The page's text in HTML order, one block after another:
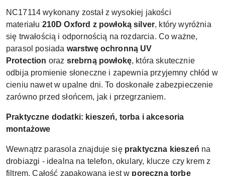
NC17114 wykonany został z wysokiej jakości
materiału 210D Oxford z powłoką silver, który wyróżnia
się trwałością i odpornością na rozdarcia. Co ważne,
parasol posiada warstwę ochronną UV
Protection oraz srebrną powłokę, która skutecznie
odbija promienie słoneczne i zapewnia przyjemny chłód w
cieniu nawet w upalne dni. To doskonałe zabezpieczenie
zarówno przed słońcem, jak i przegrzaniem.
Praktyczne dodatki: kieszeń, torba i akcesoria
montażowe
Wewnątrz parasola znajduje się praktyczna kieszeń na
drobiazgi - idealna na telefon, okulary, klucze czy krem z
filtrem. Całość zapakowana jest w poręczną torbę